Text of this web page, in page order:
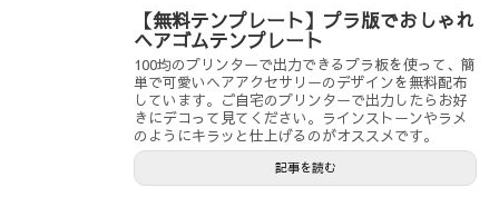
【無料テンプレート】プラ版でおしゃれ
ヘアゴムテンプレート
100均のプリンターで出力できるプラ板を使って、簡
単で可愛いヘアアクセサリーのデザインを無料配布
しています。ご自宅のプリンターで出力したらお好
きにデコって見てください。ラインストーンやラメ
のようにキラッと仕上げるのがオススメです。
記事を読む